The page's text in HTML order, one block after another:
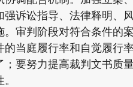
诉讼指导、法律释明、
。审判阶段对符合条件的
当庭履行率和自觉履行
；要努力提高裁判文书质